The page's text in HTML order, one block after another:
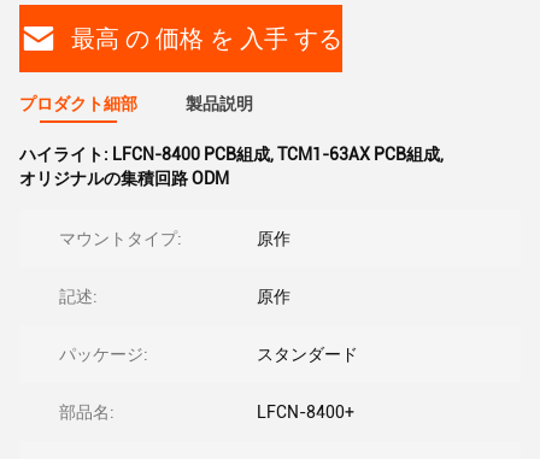
最高 の 価格 を 入手 する
プロダクト細部 製品説明
ハイライト: LFCN-8400 PCB組成,TCM1-63AX PCB組成,
オリジナルの集積回路 ODM
マウントタイプ: 原作
記述: 原作
パッケージ: スタンダード
部品名: LFCN-8400+